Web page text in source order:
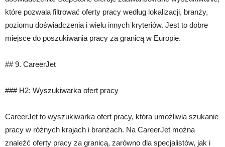
które pozwala filtrować oferty pracy według lokalizacji, branży,
poziomu doświadczenia i wielu innych kryteriów. Jest to dobre
miejsce do poszukiwania pracy za granicą w Europie.
## 9. CareerJet
### H2: Wyszukiwarka ofert pracy
CareerJet to wyszukiwarka ofert pracy, która umożliwia szukanie
pracy w różnych krajach i branżach. Na CareerJet można
znaleźć oferty pracy za granicą, zarówno dla specjalistów, jak i